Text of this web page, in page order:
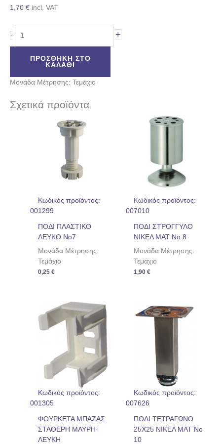
1,70 € incl. VAT
- +
ΠΡΟΣΘΉΚΗ ΣΤΟ
ΚΑΛΆΘΙ
Μονάδα Μέτρησης: Τεμάχιο
Σχετικά προϊόντα
Κωδικός προϊόντος:
001299
ΠΟΔΙ ΠΛΑΣΤΙΚΟ
ΛΕΥΚΟ No7
Μονάδα Μέτρησης:
Τεμάχιο
0,25€
Κωδικός προϊόντος:
007010
ΠΟΔΙ ΣΤΡΟΓΓΥΛΟ
ΝΙΚΕΛ ΜΑΤ Νο 8
Μονάδα Μέτρησης:
Τεμάχιο
1,90 €
Κωδικός προϊόντος:
001305
ΦΟΥΡΚΕΤΑ ΜΠΑΖΑΣ
ΣΤΑΘΕΡΗ ΜΑΥΡΗ-
ΛΕΥΚΗ
Κωδικός προϊόντος:
007626
ΠΟΔΙ ΤΕΤΡΑΓΩΝΟ
25Χ25 ΝΙΚΕΛ ΜΑΤ Νο
10